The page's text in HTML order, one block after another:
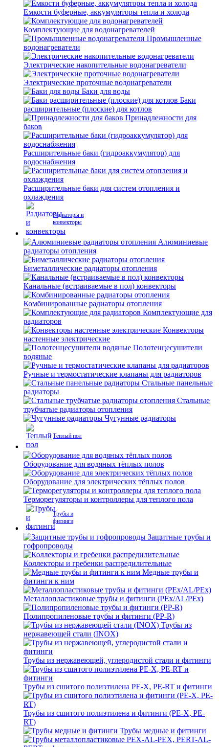
Емкости буферные, аккумуляторы тепла и холода
Комплектующие для водонагревателей
Промышленные
водонагреватели
Электрические накопительные водонагреватели
Электрические проточные водонагреватели
Баки для воды
Баки
расширительные (плоские) для котлов
Принадлежности для
баков
Расширительные баки (гидроаккумулятор) для
водоснабжения
Расширительные баки для систем отопления и
охлаждения
Радиаторы и
конвекторы
Алюминиевые
радиаторы отопления
Биметаллические радиаторы отопления
Канальные (встраиваемые в пол) конвекторы
Комбинированные радиаторы отопления
Комплектующие для
радиаторов
Конвекторы
настенные электрические
Полотенцесушители
водяные
Ручные и термостатические клапаны для радиаторов
Стальные панельные
радиаторы
Стальные
трубчатые радиаторы отопления
Чугунные радиаторы
Теплый пол
Оборудование для водяных тёплых полов
Оборудование для электрических тёплых полов
Терморегуляторы и контроллеры для теплого пола
Трубы и
фитинги
Защитные трубы и
гофропроводы
Коллекторы и гребенки распредилительные
Медные трубы и
фитинги к ним
Металлопластиковые трубы и фитинги (PEx/AL/PEx)
Полипропиленовые трубы и фитинги (PP-R)
Трубы из
нержавеющей стали (INOX)
Трубы из нержавеющей, углеродистой стали и фитинги
Трубы из сшитого полиэтилена PE-X, PE-RT и фитинги
Трубы из сшитого полиэтилена и фитинги (PE-X, PE-
RT)
Трубы медные и фитинги